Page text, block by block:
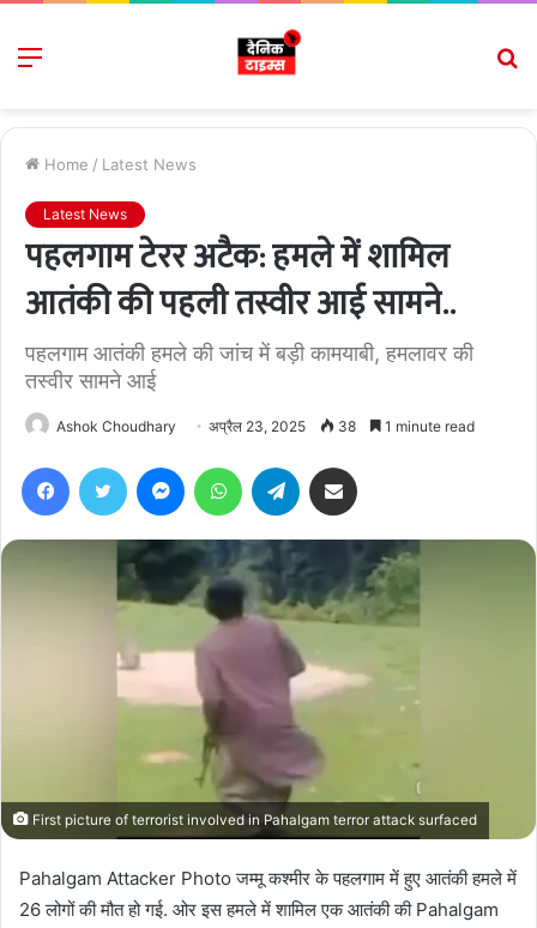
Menu
Home / Latest News
Latest News
पहलगाम टेरर अटैक: हमले में शामिल
आतंकी की पहली तस्वीर आई सामने..
पहलगाम आतंकी हमले की जांच में बड़ी कामयाबी, हमलावर की
तस्वीर सामने आई
Ashok Choudhary अप्रैल 23, 2025 38 1 minute read
FacebookTwitter MessengerWhatsAppTelegram
First picture of terrorist involved in Pahalgam terror attack surfaced
Pahalgam Attacker Photo जम्मू कश्मीर के पहलगाम में हुए आतंकी हमले में
26 लोगों की मौत हो गई. ओर इस हमले में शामिल एक आतंकी की Pahalgam